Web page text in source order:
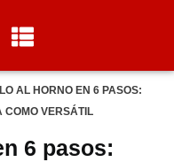
AL HORNO EN 6 PASOS:
COMO VERSÁTIL
6 pasos: